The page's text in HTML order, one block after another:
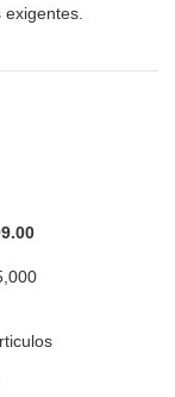
exigentes.